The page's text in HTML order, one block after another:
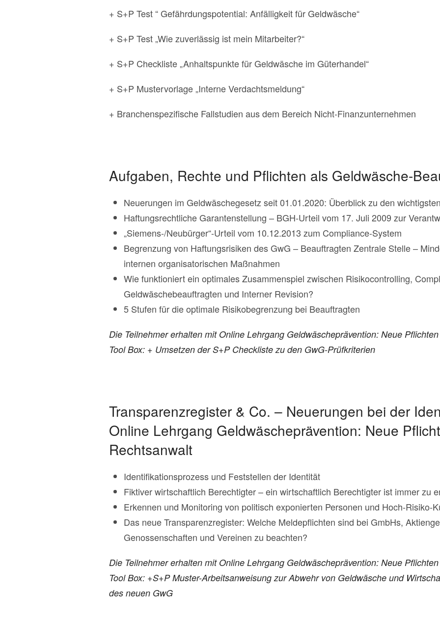
+ S+P Test “ Gefährdungspotential: Anfälligkeit für Geldwäsche“
+ S+P Test „Wie zuverlässig ist mein Mitarbeiter?“
+ S+P Checkliste „Anhaltspunkte für Geldwäsche im Güterhandel“
+ S+P Mustervorlage „Interne Verdachtsmeldung“
+ Branchenspezifische Fallstudien aus dem Bereich Nicht-Finanzunternehmen
Aufgaben, Rechte und Pflichten als Geldwäsche-
Neuerungen im Geldwäschegesetz seit 01.01.2020: Überblick zu den
Haftungsrechtliche Garantenstellung – BGH-Urteil vom 17. Juli 2009 zur
„Siemens-/Neubürger“-Urteil vom 10.12.2013 zum Compliance-System
Begrenzung von Haftungsrisiken des GwG – Beauftragten Zentrale Stelle –
internen organisatorischen Maßnahmen
Wie funktioniert ein optimales Zusammenspiel zwischen Risikocontrolling,
Geldwäschebeauftragten und Interner Revision?
5 Stufen für die optimale Risikobegrenzung bei Beauftragten
Die Teilnehmer erhalten mit Online Lehrgang Geldwäscheprävention: Neue
Tool Box: + Umsetzen der S+P Checkliste zu den GwG-Prüfkriterien
Transparenzregister & Co. – Neuerungen bei der
Online Lehrgang Geldwäscheprävention: Neue
Rechtsanwalt
Identifikationsprozess und Feststellen der Identität
Fiktiver wirtschaftlich Berechtigter – ein wirtschaftlich Berechtigter ist immer zu
Erkennen und Monitoring von politisch exponierten Personen und Hoch-Risiko-
Das neue Transparenzregister: Welche Meldepflichten sind bei GmbHs,
Genossenschaften und Vereinen zu beachten?
Die Teilnehmer erhalten mit Online Lehrgang Geldwäscheprävention: Neue
Tool Box: +S+P Muster-Arbeitsanweisung zur Abwehr von Geldwäsche und
des neuen GwG